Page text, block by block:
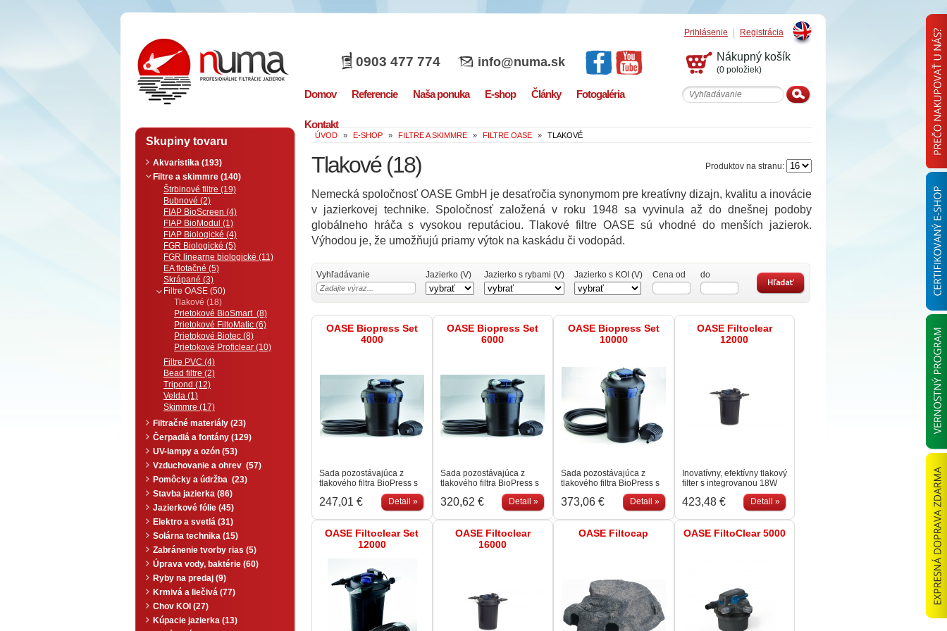
Registrácia
Prihlásenie
numa Nákupný košík
(0 položiek)
0903 477 774 info@numa.sk
Domov Referencie Naša ponuka E-shop Články Fotogaléria
Kontakt
ÚVOD » E-SHOP » FILTRE A SKIMMRE » FILTRE OASE » TLAKOVÉ
Produktov na stranu:
Tlakové (18)
Nemecká spoločnosť OASE GmbH je desaťročia synonymom pre kreatívny dizajn, kvalitu a inovácie
v jazierkovej technike. Spoločnosť založená v roku 1948 sa vyvinula až do dnešnej podoby
globálneho hráča s vysokou reputáciou. Tlakové filtre OASE sú vhodné do menších jazierok.
Výhodou je, že umožňujú priamy výtok na kaskádu či vodopád.
Vyhľadávanie Jazierko (V) Jazierko s rybami (V) Jazierko s KOI (V) Cena od do
OASE Biopress Set
4000
Sada pozostávajúca z
tlakového filtra BioPress s
integrovanou 7W UVC
lampou a vhodným
čerpadlom s výkonom
2500 l/hod.
247,01 € Detail »
OASE Biopress Set
6000
Sada pozostávajúca z
tlakového filtra BioPress s
integrovanou 9W UVC
lampou a vhodným
čerpadlom s výkonom
2500 l/hod.
320,62 € Detail »
OASE Biopress Set
10000
Sada pozostávajúca z
tlakového filtra BioPress s
integrovanou 14W UVC
lampou a vhodným
čerpadlom s výkonom
3400 l/hod.
373,06 € Detail »
OASE Filtoclear
12000
Inovatívny, efektívny tlakový
filter s integrovanou 18W
UVC lampou. Extrémne
"user friendly" vďaka "Easy-
Clean-Technology". Filter
je možné kompletne
zakopať do zeme.
423,48 € Detail »
OASE Filtoclear Set
12000
OASE Filtoclear
16000
OASE Filtocap OASE FiltoClear 5000
Skupiny tovaru
Akvaristika (193)
Filtre a skimmre (140)
Štrbinové filtre (19)
Bubnové (2)
FIAP BioScreen (4)
FIAP BioModul (1)
FIAP Biologické (4)
FGR Biologické (5)
FGR linearne biologické (11)
EA flotačné (5)
Skrápané (3)
Filtre OASE (50)
Tlakové (18)
Prietokové BioSmart (8)
Prietokové FiltoMatic (6)
Prietokové Biotec (8)
Prietokové Proficlear (10)
Filtre PVC (4)
Bead filtre (2)
Tripond (12)
Velda (1)
Skimmre (17)
Filtračné materiály (23)
Čerpadlá a fontány (129)
UV-lampy a ozón (53)
Vzduchovanie a ohrev (57)
Pomôcky a údržba (23)
Stavba jazierka (86)
Jazierkové fólie (45)
Elektro a svetlá (31)
Solárna technika (15)
Zabránenie tvorby rias (5)
Úprava vody, baktérie (60)
Ryby na predaj (9)
Krmivá a liečivá (77)
Chov KOI (27)
Kúpacie jazierka (13)